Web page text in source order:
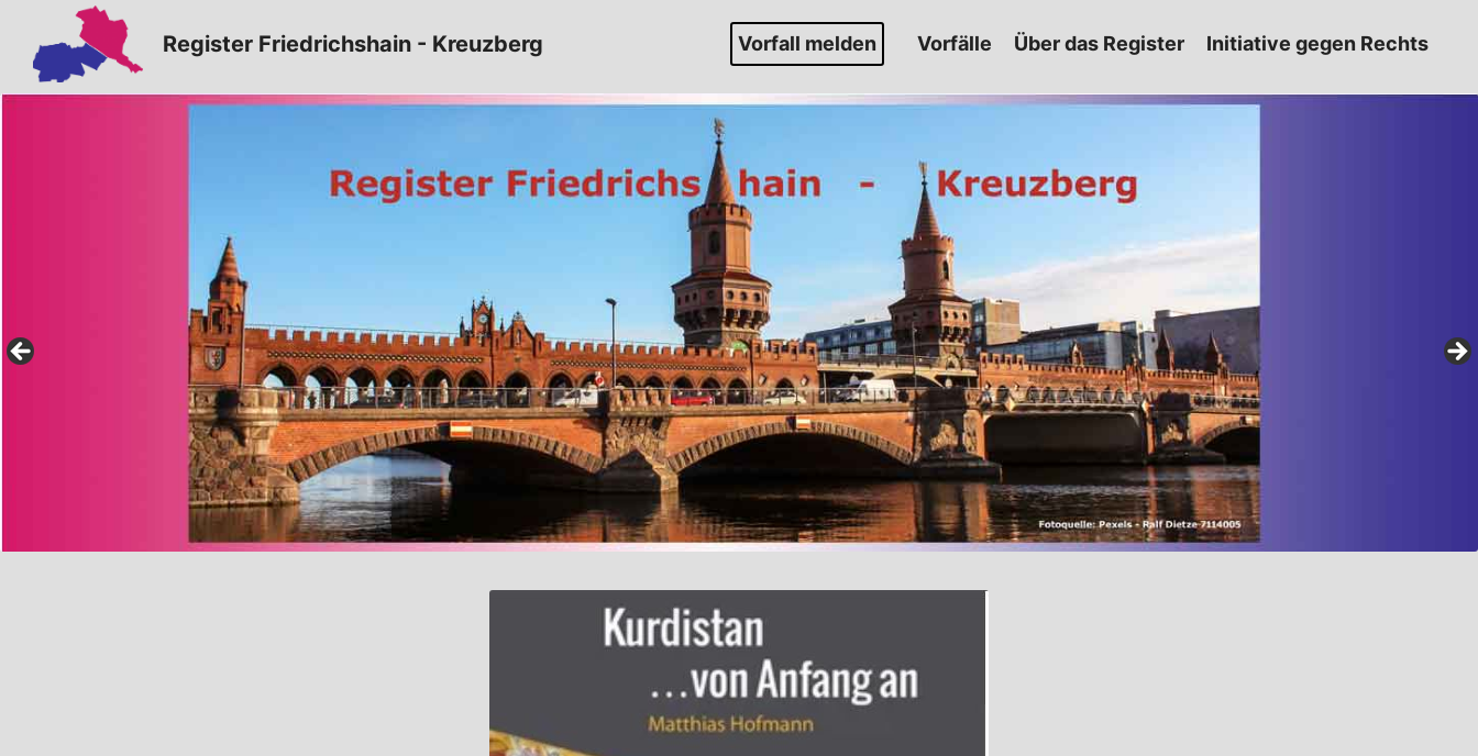
Inhalt
springen
Register Friedrichshain - Kreuzberg Vorfall melden Vorfälle Über das Register Initiative gegen Rechts